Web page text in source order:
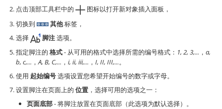
点击顶部工具栏中的
图标以打开新对象插入面板，
切换到
其他标签，
选择
脚注选项。
指定脚注的 格式- 从可用的格式中选择所需的编号格式： 1, 2, 3,... ， a,
b, c,... ，A, B, C,... ， i, ii, iii,... ， I, II, III,...。
使用 起始编号选项设置您希望开始编号的数字或字母。
设置脚注在页面上的 位置 ，选择可用的选项之一：
页面底部- 将脚注放置在页面底部（此选项为默认选择）。